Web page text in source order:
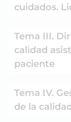
cuidados.
Tema III.
calidad
paciente
Tema IV.
de la